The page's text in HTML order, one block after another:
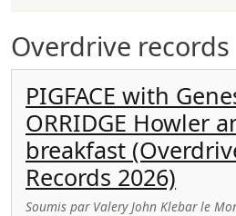
Overdrive records
PIGFACE with
ORRIDGE Howler
breakfast
Records 2026)
Soumis par Valery John Klebarle